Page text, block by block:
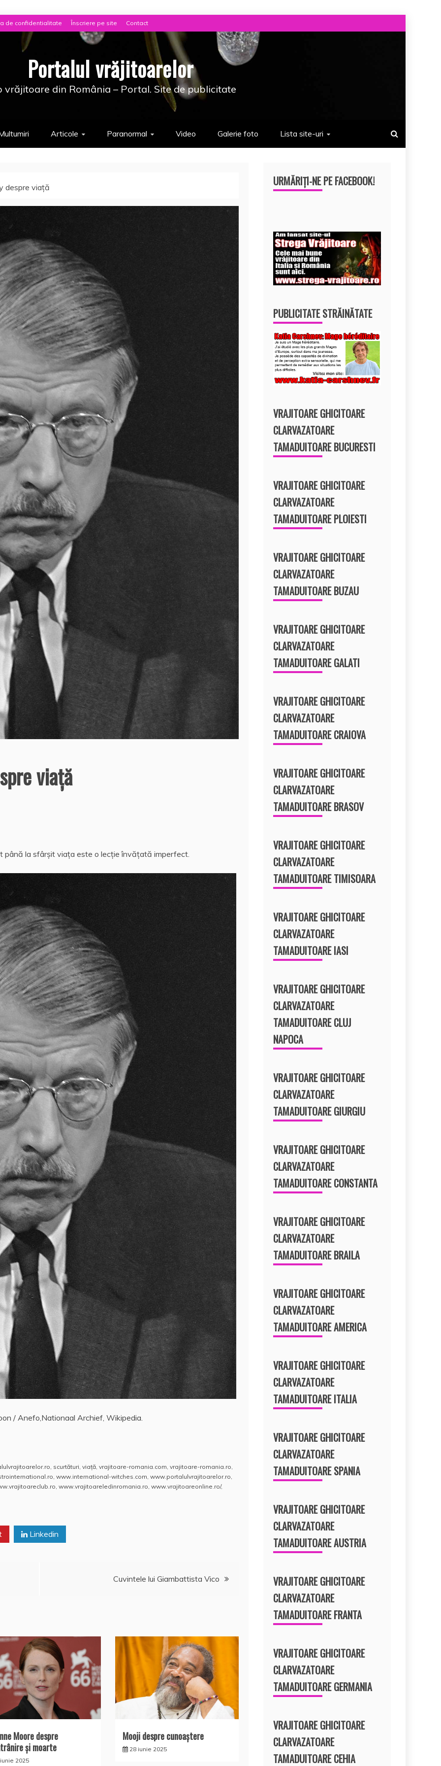
de confidentialitate Înscriere pe site Contact
Portalul vrăjitoarelor
vrăjitoare din România – Portal. Site de publicitate
Articole Paranormal Video Galerie foto Lista site-uri
despre viaţă
viaţă
până la sfârşit viaţa este o lecţie învăţată imperfect.
/ Anefo,Nationaal Archief, Wikipedia.
, scurtături, viaţă, vrajitoare-romania.com, vrajitoare-romania.ro,
, www.international-witches.com, www.portalulvrajitoarelor.ro,
, www.vrajitoareledinromania.ro, www.vrajitoareonline.ro/,
Linkedin
Cuvintele lui Giambattista Vico
Moore despre
și moarte
2025
Mooji despre cunoaştere
28 iunie 2025
URMĂRIȚI-NE PE FACEBOOK!
PUBLICITATE STRĂINĂTATE
VRAJITOARE GHICITOARE
CLARVAZATOARE
TAMADUITOARE BUCURESTI
VRAJITOARE GHICITOARE
CLARVAZATOARE
TAMADUITOARE PLOIESTI
VRAJITOARE GHICITOARE
CLARVAZATOARE
TAMADUITOARE BUZAU
VRAJITOARE GHICITOARE
CLARVAZATOARE
TAMADUITOARE GALATI
VRAJITOARE GHICITOARE
CLARVAZATOARE
TAMADUITOARE CRAIOVA
VRAJITOARE GHICITOARE
CLARVAZATOARE
TAMADUITOARE BRASOV
VRAJITOARE GHICITOARE
CLARVAZATOARE
TAMADUITOARE TIMISOARA
VRAJITOARE GHICITOARE
CLARVAZATOARE
TAMADUITOARE IASI
VRAJITOARE GHICITOARE
CLARVAZATOARE
TAMADUITOARE CLUJ
NAPOCA
VRAJITOARE GHICITOARE
CLARVAZATOARE
TAMADUITOARE GIURGIU
VRAJITOARE GHICITOARE
CLARVAZATOARE
TAMADUITOARE CONSTANTA
VRAJITOARE GHICITOARE
CLARVAZATOARE
TAMADUITOARE BRAILA
VRAJITOARE GHICITOARE
CLARVAZATOARE
TAMADUITOARE AMERICA
VRAJITOARE GHICITOARE
CLARVAZATOARE
TAMADUITOARE ITALIA
VRAJITOARE GHICITOARE
CLARVAZATOARE
TAMADUITOARE SPANIA
VRAJITOARE GHICITOARE
CLARVAZATOARE
TAMADUITOARE AUSTRIA
VRAJITOARE GHICITOARE
CLARVAZATOARE
TAMADUITOARE FRANTA
VRAJITOARE GHICITOARE
CLARVAZATOARE
TAMADUITOARE GERMANIA
VRAJITOARE GHICITOARE
CLARVAZATOARE
TAMADUITOARE CEHIA